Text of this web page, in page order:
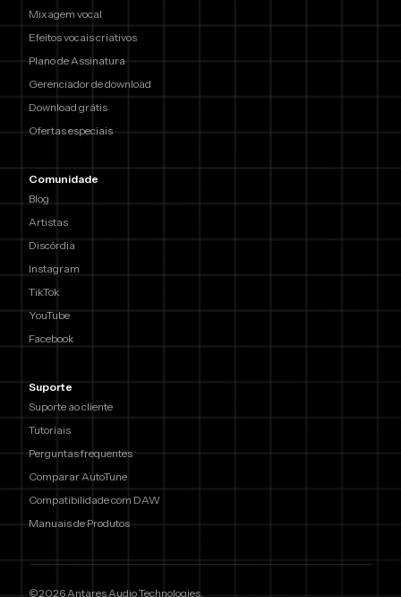
Mixagem vocal
Efeitos vocais criativos
Plano de Assinatura
Gerenciador de download
Download grátis
Ofertas especiais
Comunidade
Blog
Artistas
Discórdia
Instagram
TikTok
YouTube
Facebook
Suporte
Suporte ao cliente
Tutoriais
Perguntas frequentes
Comparar AutoTune
Compatibilidade com DAW
Manuais de Produtos
©2026 Antares Audio Technologies.